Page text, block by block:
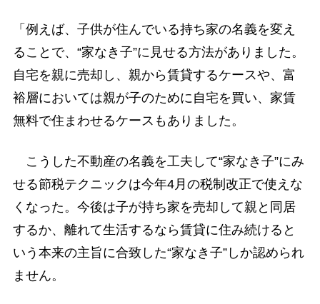
「例えば、子供が住んでいる持ち家の名義を変え
ることで、“家なき子”に見せる方法がありました。
自宅を親に売却し、親から賃貸するケースや、富
裕層においては親が子のために自宅を買い、家賃
無料で住まわせるケースもありました。
こうした不動産の名義を工夫して“家なき子”にみ
せる節税テクニックは今年4月の税制改正で使えな
くなった。今後は子が持ち家を売却して親と同居
するか、離れて生活するなら賃貸に住み続けると
いう本来の主旨に合致した“家なき子”しか認められ
ません。